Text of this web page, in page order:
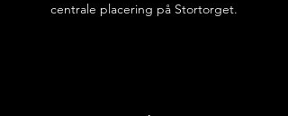
centrale placering på Stortorget.